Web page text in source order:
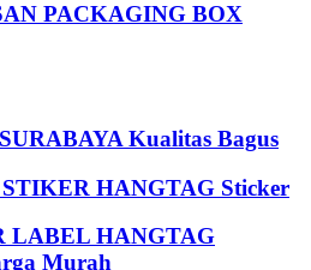
PACKAGING BOX
Kualitas Bagus
HANGTAG Sticker
LABEL HANGTAG
Murah